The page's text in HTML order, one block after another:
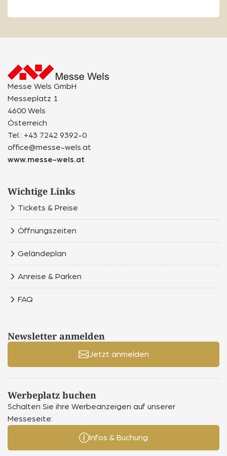
Messe Wels GmbH
Messeplatz 1
4600 Wels
Österreich
Tel.: +43 7242 9392-0
office@messe-wels.at
www.messe-wels.at
Wichtige Links
Tickets & Preise
Öffnungszeiten
Geländeplan
Anreise & Parken
FAQ
Newsletter anmelden
Jetzt anmelden
Werbeplatz buchen
Schalten Sie ihre Werbeanzeigen auf unserer
Messeseite:
Infos & Buchung